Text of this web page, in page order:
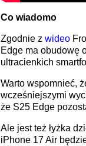
Co wiadomo
Zgodnie z wideo
Edge ma obudowę
ultracienkich
Warto wspomnieć,
wcześniejszymi
że S25 Edge
Ale jest też łyżka
iPhone 17 Air